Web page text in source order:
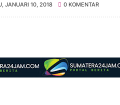
JANUARI 10, 2018 0 KOMENTAR